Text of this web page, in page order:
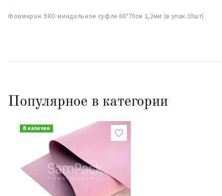
Фоамиран ЭКО миндальное суфле 60*70см 1,2мм (в упак.10шт)
Популярное в категории
В наличии